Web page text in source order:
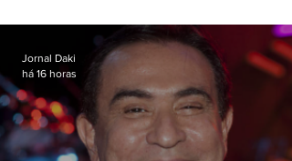
Jornal Daki
há 16 horas